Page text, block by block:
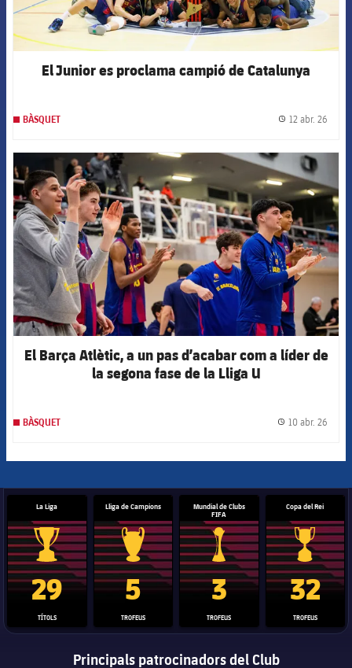
El Junior es proclama campió de Catalunya
BÀSQUET 12 abr. 26
FCB Barcelona badge
El Barça Atlètic, a un pas d’acabar com a líder de
la segona fase de la Lliga U
BÀSQUET 10 abr. 26
La Liga
Trofeu de la Liga
29
TÍTOLS
Lliga de Campions
Trofeu de la Lliga de Campions
5
TROFEUS
Mundial de Clubs
FIFA
Trofeu del Mundial de Clubs
3
TROFEUS
Copa del Rei
Copa del
32
TROFEUS
Principals patrocinadors del Club